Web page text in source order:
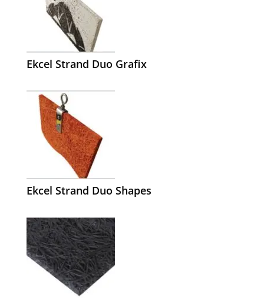
Ekcel Strand Duo Grafix
Ekcel Strand Duo Shapes